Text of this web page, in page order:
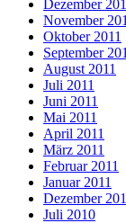
Dezember
November
Oktober 2011
September
August 2011
Juli 2011
Juni 2011
Mai 2011
April 2011
März 2011
Februar 2011
Januar 2011
Dezember
Juli 2010